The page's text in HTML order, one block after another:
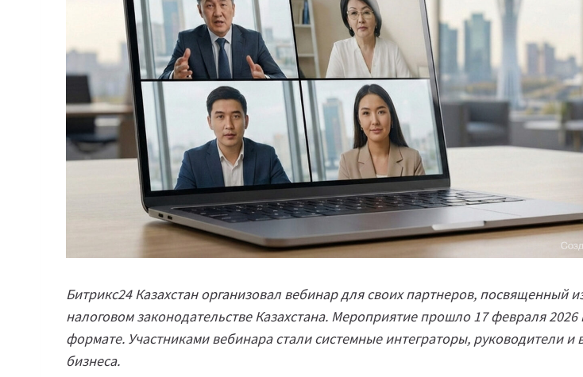
Битрикс24 Казахстан организовал вебинар для своих партнеров, посвященный
налоговом законодательстве Казахстана. Мероприятие прошло 17 февраля 2026
формате. Участниками вебинара стали системные интеграторы, руководители и
бизнеса.